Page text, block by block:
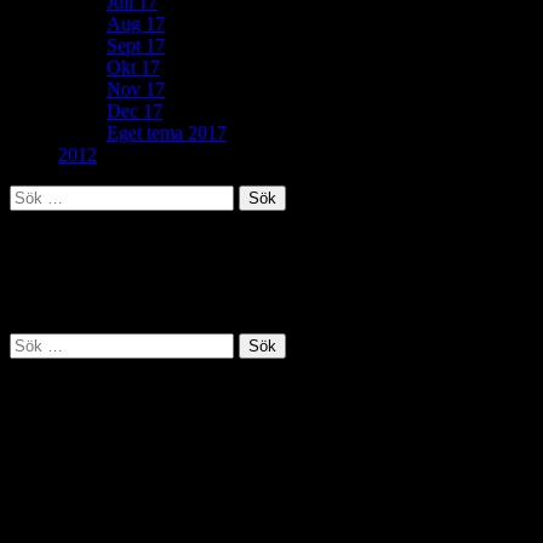
Aug 17
Sept 17
Okt 17
Nov 17
Dec 17
Eget tema 2017
2012
Sök
efter:
Sök
efter: